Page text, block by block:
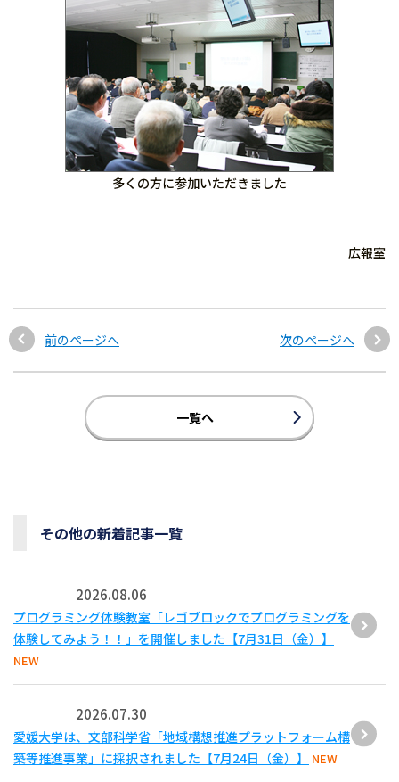
多くの方に参加いただきました
広報室
前のページへ 次のページへ
一覧へ
その他の新着記事一覧
2026.08.06
プログラミング体験教室「レゴブロックでプログラミングを
体験してみよう！！」を開催しました【7月31日（金）】
NEW
2026.07.30
愛媛大学は、文部科学省「地域構想推進プラットフォーム構
築等推進事業」に採択されました【7月24日（金）】
NEW